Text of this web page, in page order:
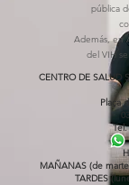
pública
Además, en
del VIH
CENTRO DE SALUD
Plaça
Tel.
MAÑANAS (de
TARDES